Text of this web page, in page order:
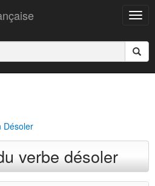
Désoler
verbe désoler